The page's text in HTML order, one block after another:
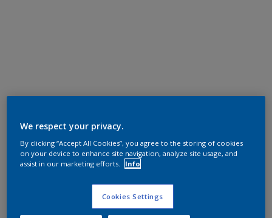
We respect your privacy.
By clicking “Accept All Cookies”, you agree to the storing of cookies
on your device to enhance site navigation, analyze site usage, and
assist in our marketing efforts.
Info
Cookies Settings